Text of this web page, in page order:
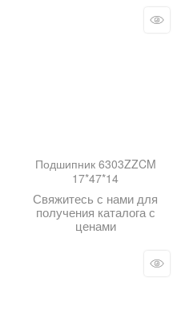
Подшипник 6303ZZCM
17*47*14
Свяжитесь с нами для
получения каталога с
ценами